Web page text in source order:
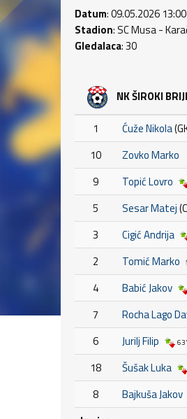
Datum: 09.05.2026 13:00
Stadion: SC Musa -
Gledalaca: 30
NK ŠIROKI
1 Ćuže Nikola
10
Zovko Marko
9
Topić Lovro
5 Sesar Matej
3
Cigić Andrija
2 Tomić Marko
4 Babić Jakov
7 Rocha Lago
6 Jurilj Filip 63'
18 Šušak Luka
8
Bajkuša Jakov